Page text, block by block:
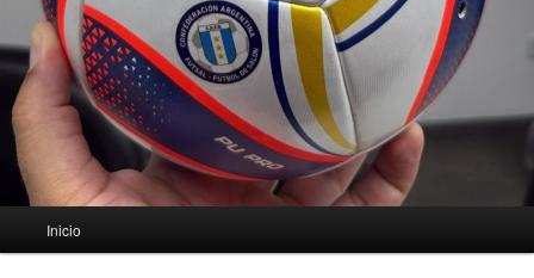
Inicio